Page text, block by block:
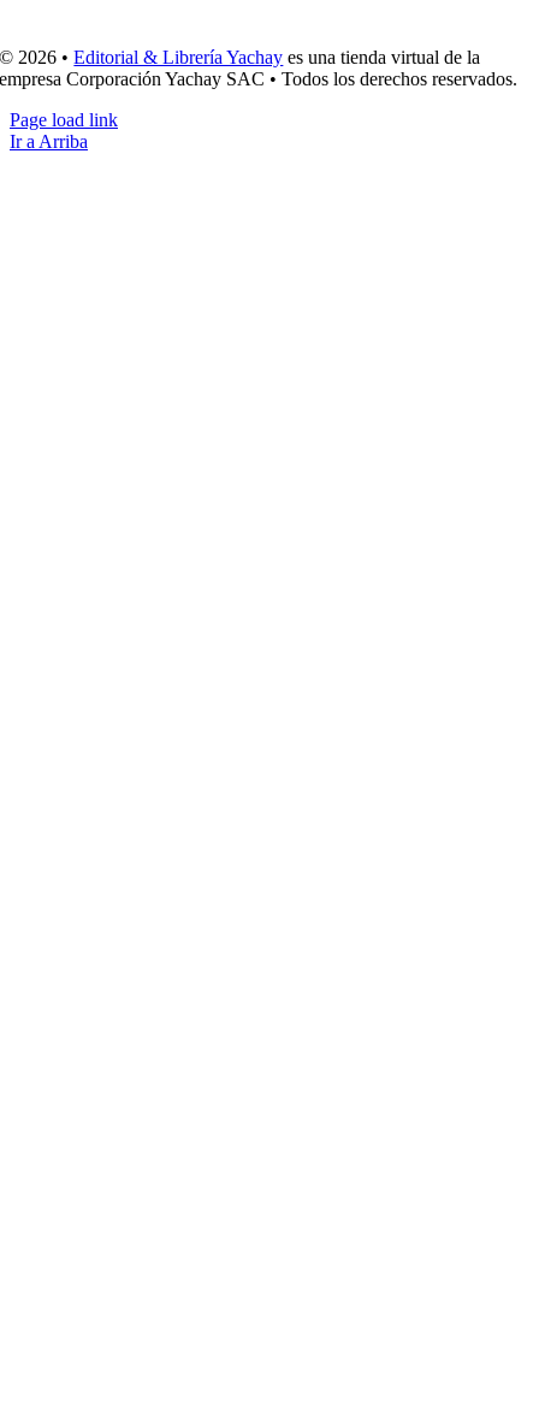
© 2026 •Editorial & Librería Yachay es una tienda virtual de la
empresa Corporación Yachay SAC • Todos los derechos reservados.
Page load link
Ir a Arriba